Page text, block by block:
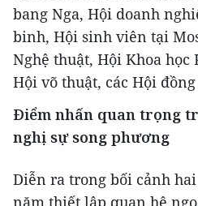
bang Nga, Hội doanh
binh, Hội sinh viên tại
Nghệ thuật, Hội Khoa học
Hội võ thuật, các Hội
Điểm nhấn quan trọng
nghị sự song phương
Diễn ra trong bối cảnh